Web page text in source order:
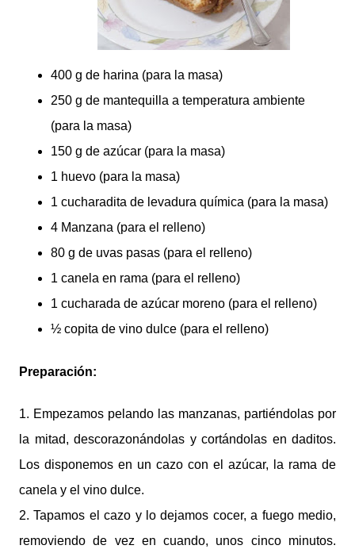
400 g de harina (para la masa)
250 g de mantequilla a temperatura ambiente
(para la masa)
150 g de azúcar (para la masa)
1 huevo (para la masa)
1 cucharadita de levadura química (para la masa)
4 Manzana (para el relleno)
80 g de uvas pasas (para el relleno)
1 canela en rama (para el relleno)
1 cucharada de azúcar moreno (para el relleno)
½ copita de vino dulce (para el relleno)
Preparación:
1. Empezamos pelando las manzanas, partiéndolas por
la mitad, descorazonándolas y cortándolas en daditos.
Los disponemos en un cazo con el azúcar, la rama de
canela y el vino dulce.
2. Tapamos el cazo y lo dejamos cocer, a fuego medio,
removiendo de vez en cuando, unos cinco minutos.